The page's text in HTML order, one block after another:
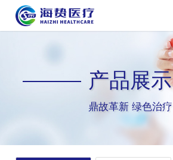
产品展示
鼎故革新 绿色治疗